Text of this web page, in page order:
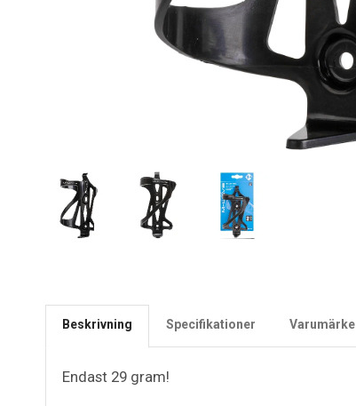
Beskrivning Specifikationer Varumärke
Endast 29 gram!